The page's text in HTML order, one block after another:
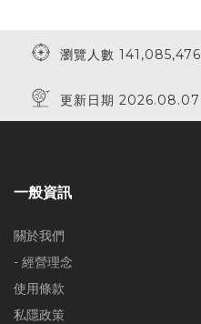
瀏覽人數 141,085,476
更新日期 2026.08.07
一般資訊
關於我們
- 經營理念
使用條款
私隱政策